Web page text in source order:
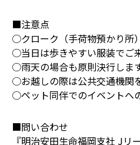
■注意点
○クローク（手荷物預かり所
○当日は歩きやすい服装でご
○雨天の場合も原則決行します
○お越しの際は公共交通機関
○ペット同伴でのイベントへ
■問い合わせ
『明治安田生命福岡支社 Jリ